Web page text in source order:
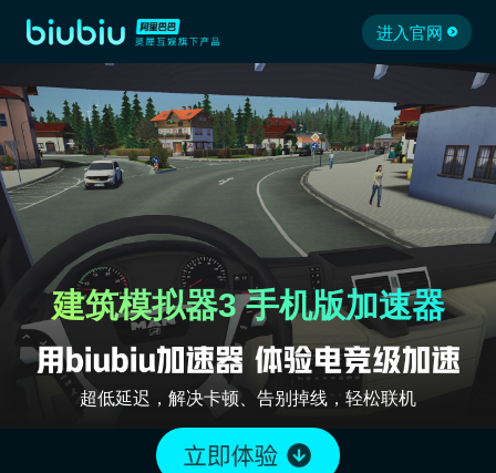
进入官网
建筑模拟器3 手机版加速器
超低延迟，解决卡顿、告别掉线，轻松联机